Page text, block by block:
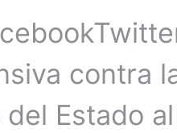
contra
Estado